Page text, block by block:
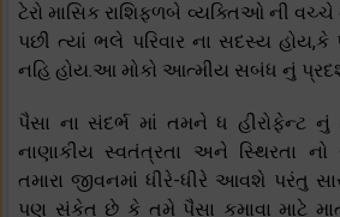
ટેરો માસિક રાશિફળબે વ્યક્તિઓ ની વચ્ચે
પછી ત્યાં ભલે પરિવાર ના સદસ્ય હોય,કે
નહિ હોય.આ મોકો આત્મીય સબંધ નું
પૈસા ના સંદર્ભ માં તમને ધ હીરોફેન્ટ
નાણાકીય સ્વતંત્રતા અને સ્થિરતા
તમારા જીવનમાં ધીરે-ધીરે આવશે પરંતુ
પણ સંકેત છે કે તમે પૈસા કમાવા માટે